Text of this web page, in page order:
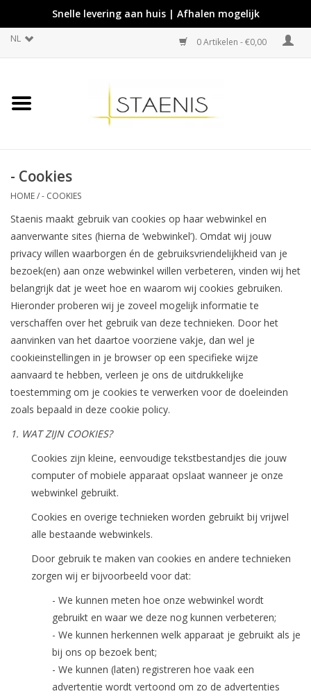
Snelle levering aan huis | Afhalen mogelijk
NL 0 Artikelen - €0,00
- Cookies
HOME/- COOKIES
Staenis maakt gebruik van cookies op haar webwinkel en
aanverwante sites (hierna de ‘webwinkel’). Omdat wij jouw
privacy willen waarborgen én de gebruiksvriendelijkheid van je
bezoek(en) aan onze webwinkel willen verbeteren, vinden wij het
belangrijk dat je weet hoe en waarom wij cookies gebruiken.
Hieronder proberen wij je zoveel mogelijk informatie te
verschaffen over het gebruik van deze technieken. Door het
aanvinken van het daartoe voorziene vakje, dan wel je
cookieinstellingen in je browser op een specifieke wijze
aanvaard te hebben, verleen je ons de uitdrukkelijke
toestemming om je cookies te verwerken voor de doeleinden
zoals bepaald in deze cookie policy.
1. WAT ZIJN COOKIES?
Cookies zijn kleine, eenvoudige tekstbestandjes die jouw
computer of mobiele apparaat opslaat wanneer je onze
webwinkel gebruikt.
Cookies en overige technieken worden gebruikt bij vrijwel
alle bestaande webwinkels.
Door gebruik te maken van cookies en andere technieken
zorgen wij er bijvoorbeeld voor dat:​​
- We kunnen meten hoe onze webwinkel wordt
gebruikt en waar we deze nog kunnen verbeteren;
- We kunnen herkennen welk apparaat je gebruikt als je
bij ons op bezoek bent;
- We kunnen (laten) registreren hoe vaak een
advertentie wordt vertoond om zo de advertenties